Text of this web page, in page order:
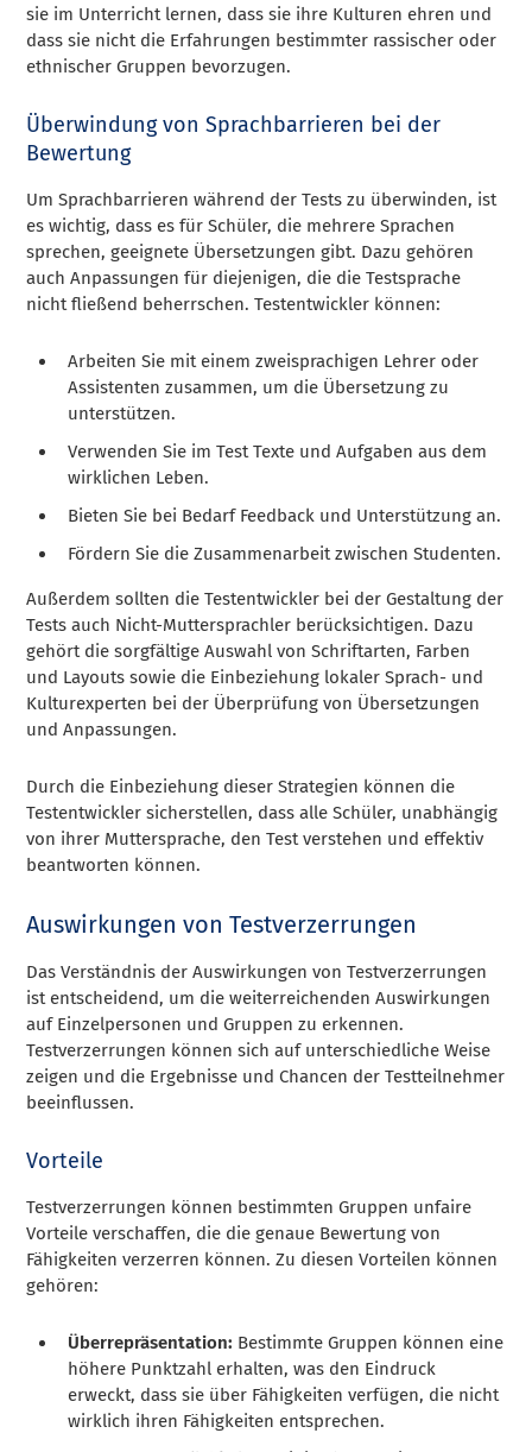
sie im Unterricht lernen, dass sie ihre Kulturen ehren und
dass sie nicht die Erfahrungen bestimmter rassischer oder
ethnischer Gruppen bevorzugen.
Überwindung von Sprachbarrieren bei der
Bewertung
Um Sprachbarrieren während der Tests zu überwinden, ist
es wichtig, dass es für Schüler, die mehrere Sprachen
sprechen, geeignete Übersetzungen gibt. Dazu gehören
auch Anpassungen für diejenigen, die die Testsprache
nicht fließend beherrschen. Testentwickler können:
Arbeiten Sie mit einem zweisprachigen Lehrer oder
Assistenten zusammen, um die Übersetzung zu
unterstützen.
Verwenden Sie im Test Texte und Aufgaben aus dem
wirklichen Leben.
Bieten Sie bei Bedarf Feedback und Unterstützung an.
Fördern Sie die Zusammenarbeit zwischen Studenten.
Außerdem sollten die Testentwickler bei der Gestaltung der
Tests auch Nicht-Muttersprachler berücksichtigen. Dazu
gehört die sorgfältige Auswahl von Schriftarten, Farben
und Layouts sowie die Einbeziehung lokaler Sprach- und
Kulturexperten bei der Überprüfung von Übersetzungen
und Anpassungen.
Durch die Einbeziehung dieser Strategien können die
Testentwickler sicherstellen, dass alle Schüler, unabhängig
von ihrer Muttersprache, den Test verstehen und effektiv
beantworten können.
Auswirkungen von Testverzerrungen
Das Verständnis der Auswirkungen von Testverzerrungen
ist entscheidend, um die weiterreichenden Auswirkungen
auf Einzelpersonen und Gruppen zu erkennen.
Testverzerrungen können sich auf unterschiedliche Weise
zeigen und die Ergebnisse und Chancen der Testteilnehmer
beeinflussen.
Vorteile
Testverzerrungen können bestimmten Gruppen unfaire
Vorteile verschaffen, die die genaue Bewertung von
Fähigkeiten verzerren können. Zu diesen Vorteilen können
gehören:
Überrepräsentation: Bestimmte Gruppen können eine
höhere Punktzahl erhalten, was den Eindruck
erweckt, dass sie über Fähigkeiten verfügen, die nicht
wirklich ihren Fähigkeiten entsprechen.